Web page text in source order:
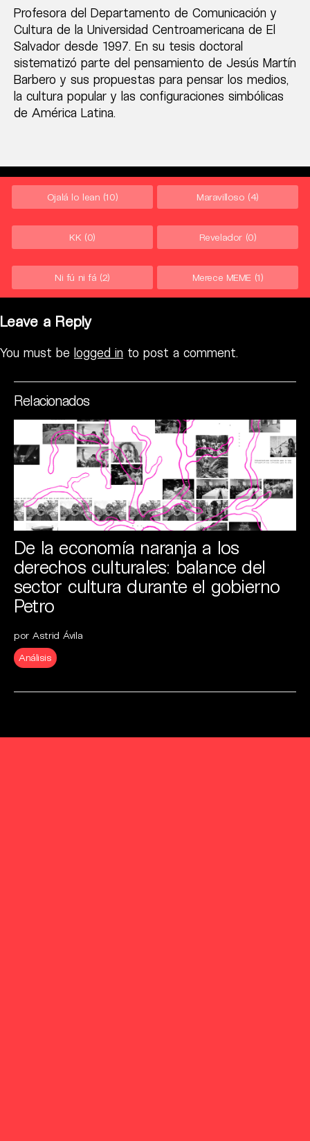
Profesora del Departamento de Comunicación y
Cultura de la Universidad Centroamericana de El
Salvador desde 1997. En su tesis doctoral
sistematizó parte del pensamiento de Jesús Martín
Barbero y sus propuestas para pensar los medios,
la cultura popular y las configuraciones simbólicas
de América Latina.
Ojalá lo lean (10) Maravilloso (4)
KK (0) Revelador (0)
Ni fú ni fá (2) Merece MEME (1)
Leave a Reply
You must be logged in to post a comment.
Relacionados
De la economía naranja a los
derechos culturales: balance del
sector cultura durante el gobierno
Petro
por Astrid Ávila
Análisis